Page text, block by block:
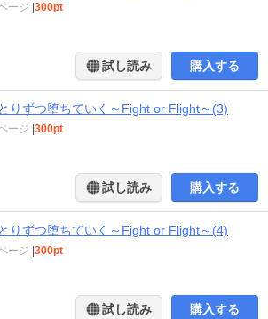
ージ 300pt
試し読み 購入する
りずつ堕ちていく～Fight or Flight～(3)
ージ 300pt
試し読み 購入する
りずつ堕ちていく～Fight or Flight～(4)
ージ 300pt
試し読み 購入する